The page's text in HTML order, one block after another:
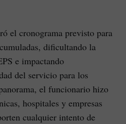
el cronograma previsto para
dificultando la
e impactando
del servicio para los
el funcionario hizo
hospitales y empresas
cualquier intento de